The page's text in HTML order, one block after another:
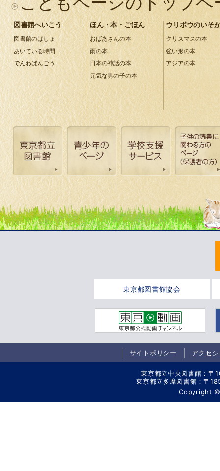
図書館へいこう
図書館のばしょ
あいている時間
でんわばんごう
ほん・本・ごほん
おばあさんの本
雨の本
日本の神話の本
元気な男の子の本
ウリボウのいそ
クリスマスの本
強い形の本
アジアの本
東京都図書館協会
サイトポリシー アクセ
東京都立中央図書館：
東京都立多摩図書館：
Copyright ©